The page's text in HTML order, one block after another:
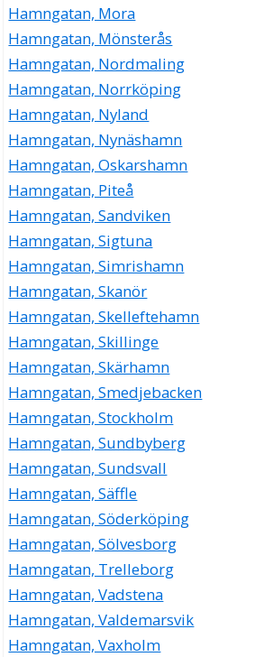
Hamngatan, Mora
Hamngatan, Mönsterås
Hamngatan, Nordmaling
Hamngatan, Norrköping
Hamngatan, Nyland
Hamngatan, Nynäshamn
Hamngatan, Oskarshamn
Hamngatan, Piteå
Hamngatan, Sandviken
Hamngatan, Sigtuna
Hamngatan, Simrishamn
Hamngatan, Skanör
Hamngatan, Skelleftehamn
Hamngatan, Skillinge
Hamngatan, Skärhamn
Hamngatan, Smedjebacken
Hamngatan, Stockholm
Hamngatan, Sundbyberg
Hamngatan, Sundsvall
Hamngatan, Säffle
Hamngatan, Söderköping
Hamngatan, Sölvesborg
Hamngatan, Trelleborg
Hamngatan, Vadstena
Hamngatan, Valdemarsvik
Hamngatan, Vaxholm